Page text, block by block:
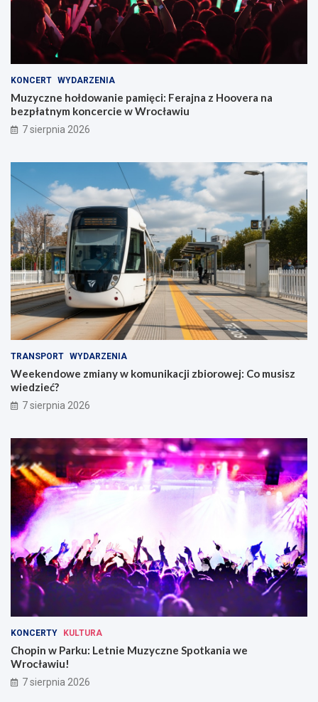
KONCERT WYDARZENIA
Muzyczne hołdowanie pamięci: Ferajna z Hoovera na
bezpłatnym koncercie w Wrocławiu
7 sierpnia 2026
TRANSPORT WYDARZENIA
Weekendowe zmiany w komunikacji zbiorowej: Co musisz
wiedzieć?
7 sierpnia 2026
KONCERTY KULTURA
Chopin w Parku: Letnie Muzyczne Spotkania we
Wrocławiu!
7 sierpnia 2026